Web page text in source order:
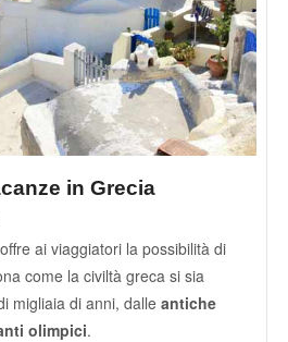
in Grecia
offre ai viaggiatori la possibilità di
come la civiltà greca si sia
migliaia di anni, dalle antiche
olimpici.